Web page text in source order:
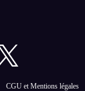
CGU et Mentions légales